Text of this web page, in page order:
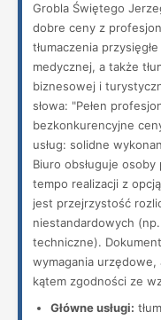
Grobla Świętego
dobre ceny z
tłumaczenia
medycznej, a także
biznesowej i
słowa: "Pełen
bezkonkurencyjne
usług: solidne
Biuro obsługuje
tempo realizacji z
jest przejrzystość
niestandardowych
techniczne).
wymagania urzędowe,
kątem zgodności ze
Główne usługi: